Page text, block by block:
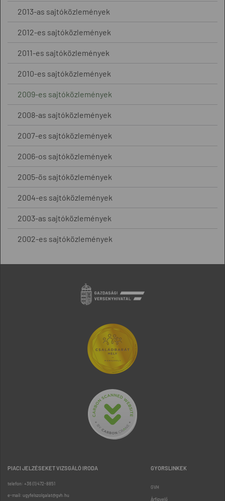
2013-as sajtóközlemények
2012-es sajtóközlemények
2011-es sajtóközlemények
2010-es sajtóközlemények
2009-es sajtóközlemények
2008-as sajtóközlemények
2007-es sajtóközlemények
2006-os sajtóközlemények
2005-ös sajtóközlemények
2004-es sajtóközlemények
2003-as sajtóközlemények
2002-es sajtóközlemények
PIACI JELZÉSEKET VIZSGÁLÓ IRODA
telefon: +36 (1) 472-8851
e-mail: ugyfelszolgalat@gvh.hu
GYORSLINKEK
GVH
Árfigyelő